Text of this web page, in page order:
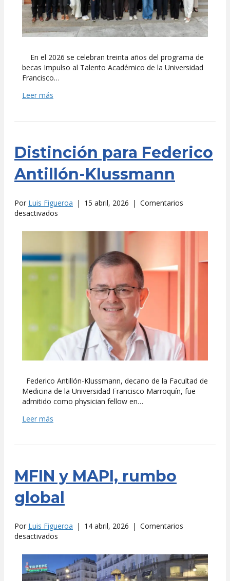
En el 2026 se celebran treinta años del programa de
becas Impulso al Talento Académico de la Universidad
Francisco…
Leer más
Distinción para Federico
Antillón-Klussmann
Por Luis Figueroa | 15 abril, 2026 | Comentarios
desactivados
para
Antillón-
Klussmann
Federico Antillón-Klussmann, decano de la Facultad de
Medicina de la Universidad Francisco Marroquín, fue
admitido como physician fellow en…
Leer más
MFIN y MAPI, rumbo
global
Por Luis Figueroa | 14 abril, 2026 | Comentarios
desactivados
y
MAPI,
rumbo